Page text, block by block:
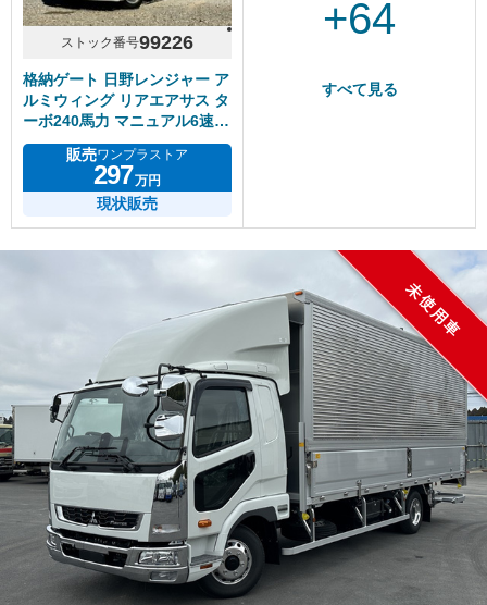
ストック番号99226
格納ゲート 日野レンジャー ア
ルミウィング リアエアサス タ
ーボ240馬力 マニュアル6速
積載2.3トン
販売ワンプラストア
297万円
現状販売
+64
すべて見る
未使用車